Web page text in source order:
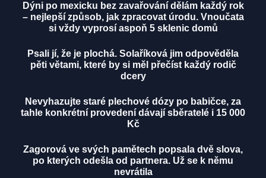
Dýni po mexicku bez zavařování dělám každý rok
– nejlepší způsob, jak zpracovat úrodu. Vnoučata
si vždy vyprosí aspoň 5 sklenic domů
Psali jí, že je plochá. Solaříková jim odpověděla
pěti větami, které by si měl přečíst každý rodič
dcery
Nevyhazujte staré plechové dózy po babičce, za
tahle konkrétní provedení dávají sběratelé i 15 000
Kč
Zagorová ve svých pamětech popsala dvě slova,
po kterých odešla od partnera. Už se k němu
nevrátila